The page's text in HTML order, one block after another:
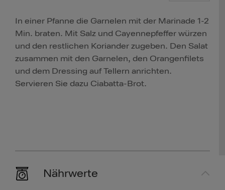
In einer Pfanne die Garnelen mit der Marinade 1-2
Min. braten. Mit Salz und Cayennepfeffer würzen
und den restlichen Koriander zugeben. Den Salat
zusammen mit den Garnelen, den Orangenfilets
und dem Dressing auf Tellern anrichten.
Servieren Sie dazu Ciabatta-Brot.
Nährwerte